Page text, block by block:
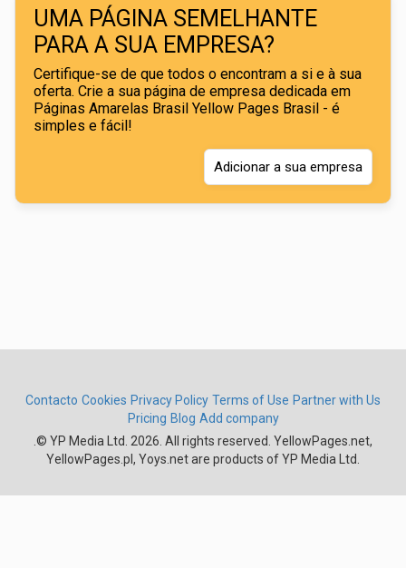
UMA PÁGINA SEMELHANTE
PARA A SUA EMPRESA?
Certifique-se de que todos o encontram a si e à sua
oferta. Crie a sua página de empresa dedicada em
Páginas Amarelas Brasil Yellow Pages Brasil - é
simples e fácil!
Adicionar a sua empresa
Contacto Cookies Privacy Policy Terms of Use Partner with Us
Pricing Blog Add company
© YP Media Ltd. 2026. All rights reserved. YellowPages.net,
YellowPages.pl, Yoys.net are products of YP Media Ltd.